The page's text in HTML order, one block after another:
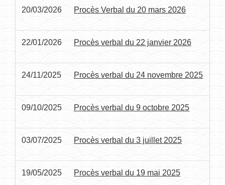
20/03/2026 Procès Verbal du 20 mars 2026
22/01/2026 Procès verbal du 22 janvier 2026
24/11/2025 Procès verbal du 24 novembre 2025
09/10/2025 Procès verbal du 9 octobre 2025
03/07/2025 Procès verbal du 3 juillet 2025
19/05/2025 Procès verbal du 19 mai 2025